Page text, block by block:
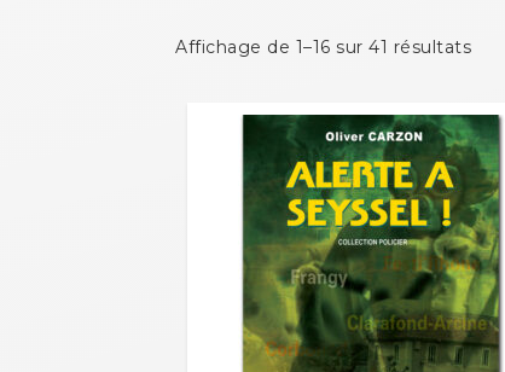
Affichage de 1–16 sur 41 résultats